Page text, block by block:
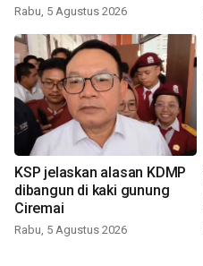
Rabu, 5 Agustus 2026
KSP jelaskan alasan KDMP
dibangun di kaki gunung
Ciremai
Rabu, 5 Agustus 2026